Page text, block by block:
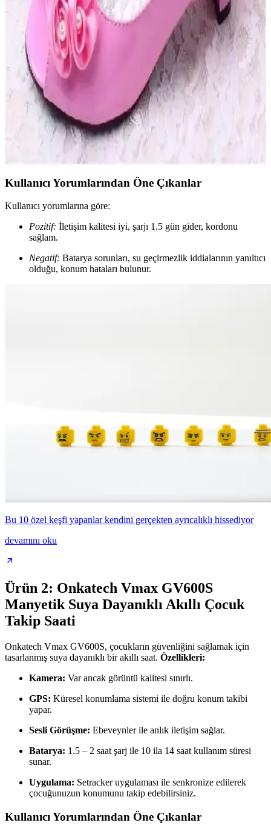
Günlük Kullanım İçin Çocuk Ayakkabısı Seçerken
Dikkat Edilmesi Gerekenler
Çocuklar için uygun ayakkabı seçimi, konfor ve ayak sağlığı
açısından kritik. Malzeme, beden ve dayanıklılık gibi faktörlere
dikkat ederek sağlıklı gelişimi destekleyin.
Kız Çocukları İçin Şık ve Rahat Hediye Ayakkabı
Modelleri Hakkında Bilgiler ve Trendler
Kız çocukları için uygun şık ayakkabı modelleri, kullanım alanları
ve trendler hakkında detaylı bilgiler içerir. Rahatlık ve estetiği bir
arada sunan seçeneklerle hediye tercihlerinizi yapın.
Kullanıcı Yorumlarından Öne Çıkanlar
Kullanıcı yorumlarına göre:
Pozitif: İletişim kalitesi iyi, şarjı 1.5 gün gider, kordonu
sağlam.
Negatif: Batarya sorunları, su geçirmezlik iddialarının yanıltıcı
olduğu, konum hataları bulunur.
Bu 10 özel keşfi yapanlar kendini gerçekten ayrıcalıklı hissediyor
devamını oku
Ürün 2: Onkatech Vmax GV600S
Manyetik Suya Dayanıklı Akıllı Çocuk
Takip Saati
Onkatech Vmax GV600S, çocukların güvenliğini sağlamak için
tasarlanmış suya dayanıklı bir akıllı saat. Özellikleri:
Kamera: Var ancak görüntü kalitesi sınırlı.
GPS: Küresel konumlama sistemi ile doğru konum takibi
yapar.
Sesli Görüşme: Ebeveynler ile anlık iletişim sağlar.
Batarya: 1.5 – 2 saat şarj ile 10 ila 14 saat kullanım süresi
sunar.
Uygulama: Setracker uygulaması ile senkronize edilerek
çocuğunuzun konumunu takip edebilirsiniz.
Kullanıcı Yorumlarından Öne Çıkanlar